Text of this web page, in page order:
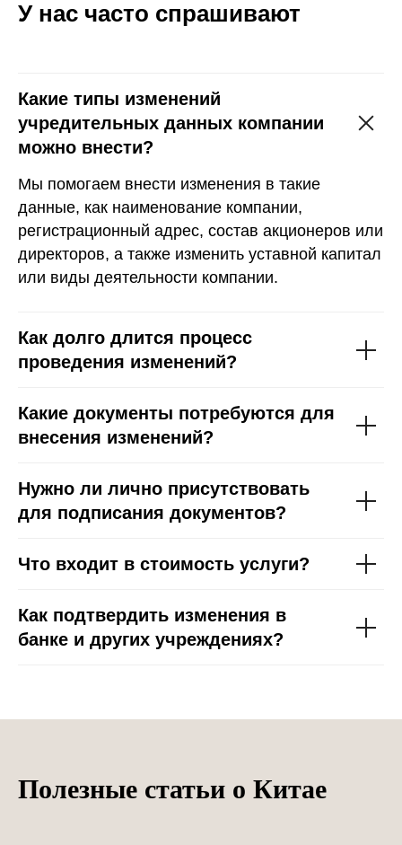
У нас часто спрашивают
Какие типы изменений
учредительных данных компании
можно внести?
Мы помогаем внести изменения в такие
данные, как наименование компании,
регистрационный адрес, состав акционеров или
директоров, а также изменить уставной капитал
или виды деятельности компании.
Как долго длится процесс
проведения изменений?
Какие документы потребуются для
внесения изменений?
Нужно ли лично присутствовать
для подписания документов?
Что входит в стоимость услуги?
Как подтвердить изменения в
банке и других учреждениях?
Полезные статьи о Китае